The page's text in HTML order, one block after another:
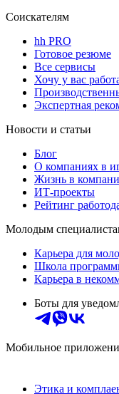
Соискателям
hh PRO
Готовое резюме
Все сервисы
Хочу у вас
Экспертная
Новости и статьи
Блог
О компаниях в
Жизнь в
ИТ-проекты
Рейтинг
Молодым
Карьера для
Школа
Карьера в
Боты для
Мобильное
Этика и